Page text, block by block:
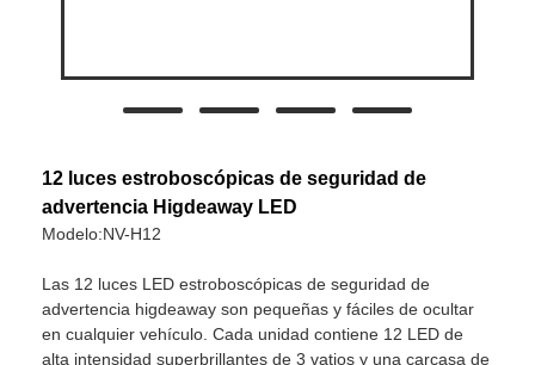
12 luces estroboscópicas de seguridad de
advertencia Higdeaway LED
Modelo:NV-H12
Las 12 luces LED estroboscópicas de seguridad de
advertencia higdeaway son pequeñas y fáciles de ocultar
en cualquier vehículo. Cada unidad contiene 12 LED de
alta intensidad superbrillantes de 3 vatios y una carcasa de